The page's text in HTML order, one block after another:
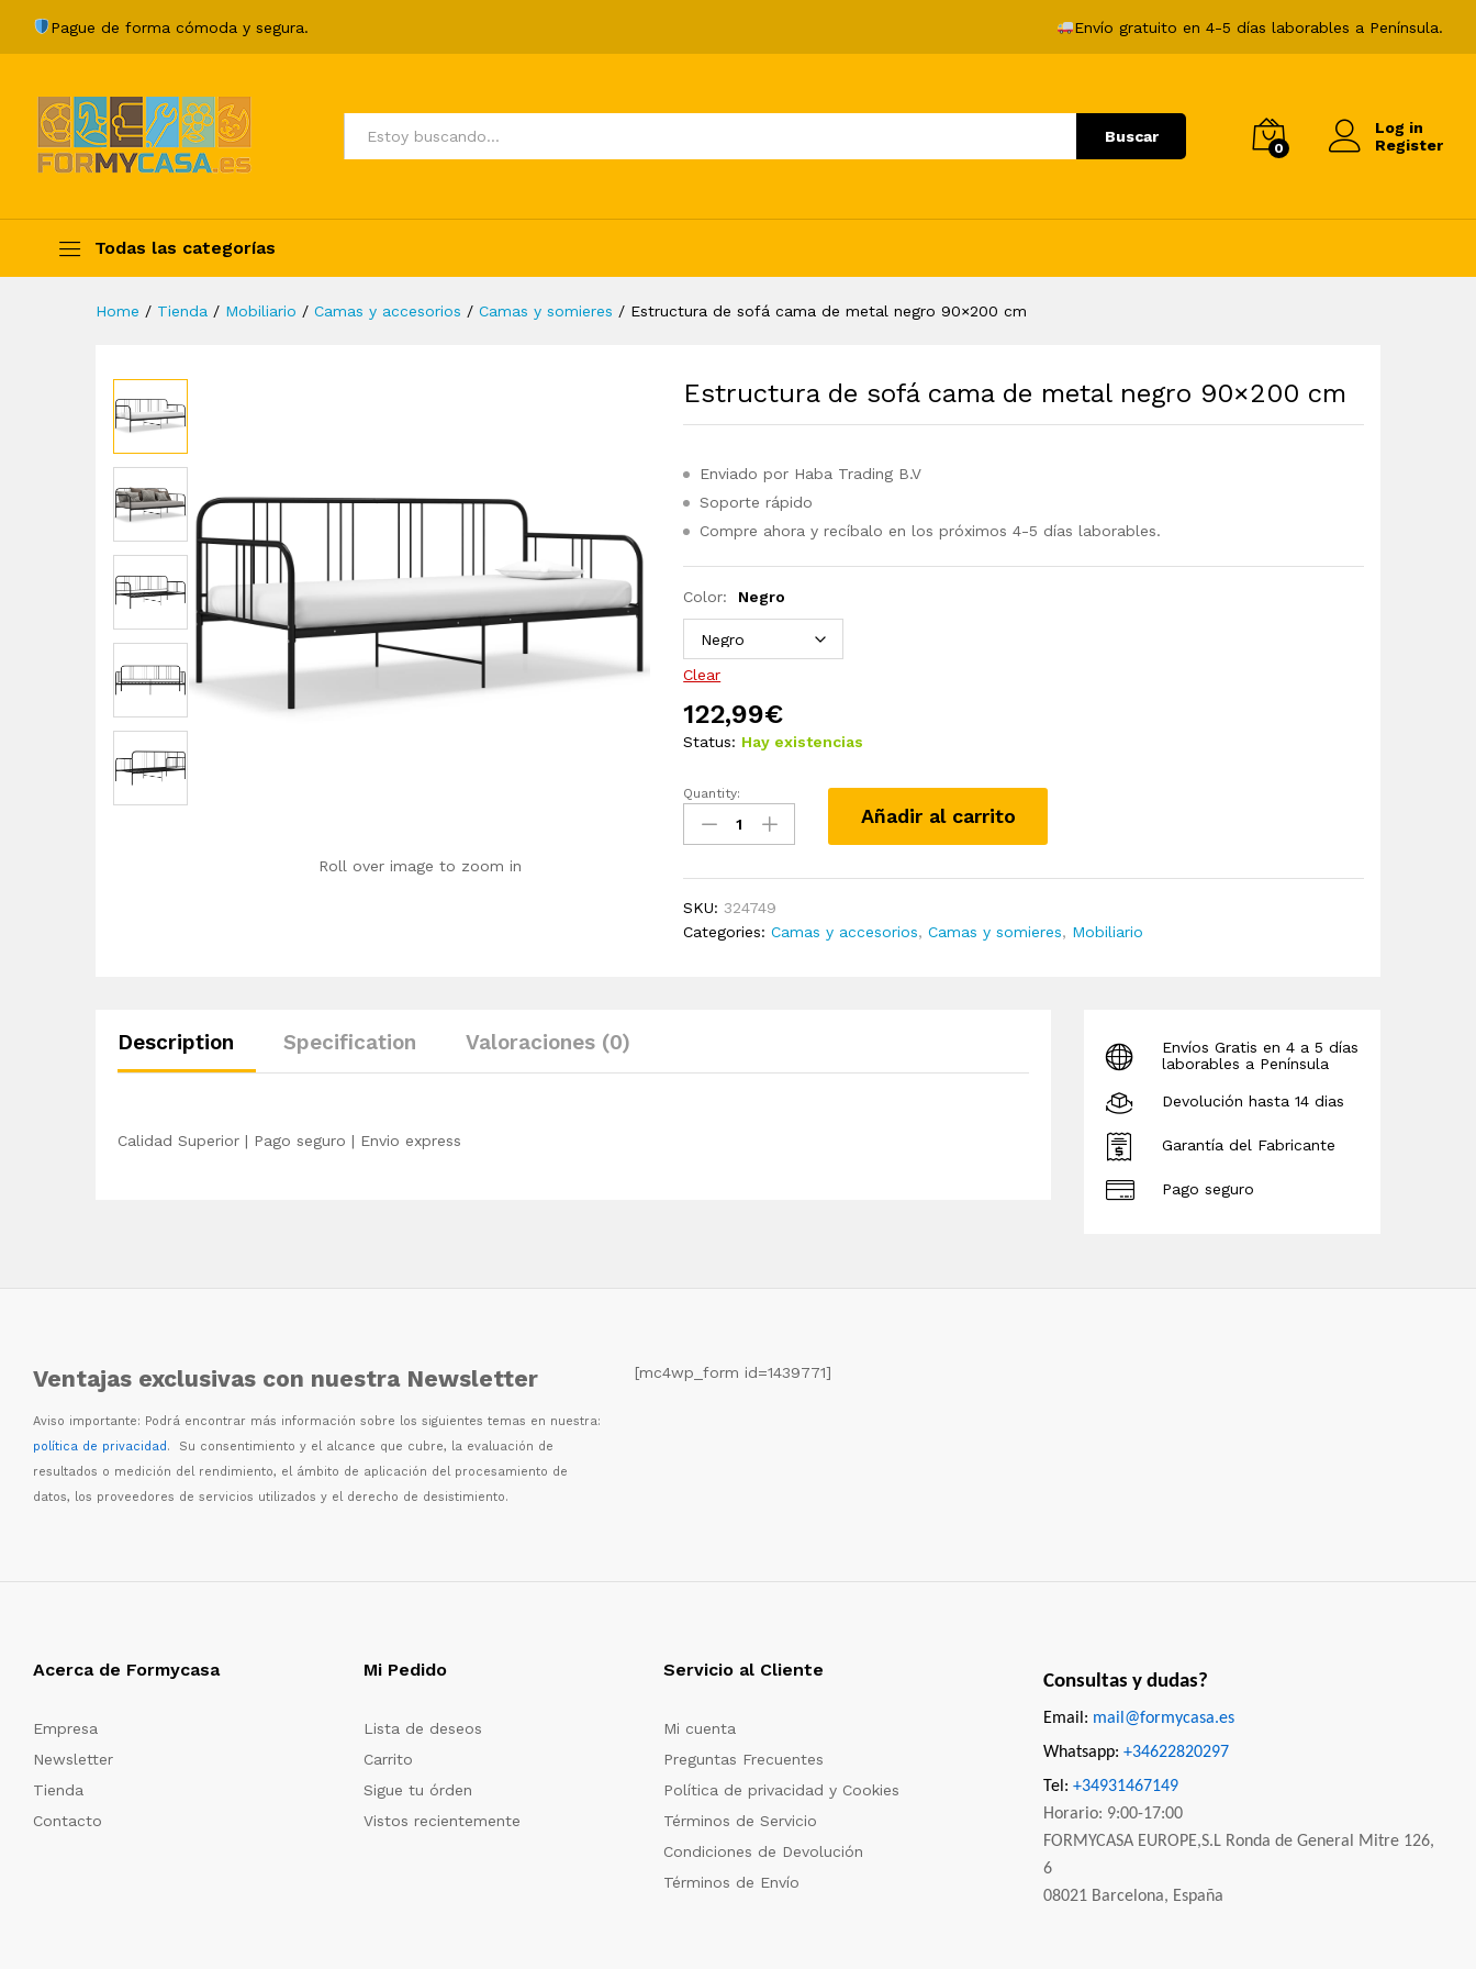
Pague de forma cómoda y segura. Envío gratuito en 4-5 días laborables a Península.
Todos Buscar
0
Log in
Register
Todas las categorías
y animales
Home / Tienda / Mobiliario / Camas y accesorios / Camas y somieres / Estructura de sofá cama de metal negro 90×200 cm
Roll over image to zoom in
Estructura de sofá cama de metal negro 90×200 cm
Enviado por Haba Trading B.V
Soporte rápido
Compre ahora y recíbalo en los próximos 4-5 días laborables.
Color: Negro
Clear
122,99€
Status: Hay existencias
Estructura
sofá
metal
negro
Quantity:
Añadir al carrito
SKU:324749
Categories:Camas y accesorios,Camas y somieres, Mobiliario
Description Specification Valoraciones (0)
Calidad Superior | Pago seguro | Envio express
Envíos Gratis en 4 a 5 días
laborables a Península
Devolución hasta 14 dias
Garantía del Fabricante
Pago seguro
Ventajas exclusivas con nuestra Newsletter
Aviso importante: Podrá encontrar más información sobre los siguientes temas en nuestra:
política de privacidad. Su consentimiento y el alcance que cubre, la evaluación de
resultados o medición del rendimiento, el ámbito de aplicación del procesamiento de
datos, los proveedores de servicios utilizados y el derecho de desistimiento.
[mc4wp_form id=1439771]
Acerca de Formycasa
Empresa
Newsletter
Tienda
Contacto
Mi Pedido
Lista de deseos
Carrito
Sigue tu órden
Vistos recientemente
Servicio al Cliente
Mi cuenta
Preguntas Frecuentes
Política de privacidad y Cookies
Términos de Servicio
Condiciones de Devolución
Términos de Envío
Consultas y dudas?
Email: mail@formycasa.es
Whatsapp: +34622820297
Tel: +34931467149
Horario: 9:00-17:00
FORMYCASA EUROPE,S.L Ronda de General Mitre 126,
6
08021 Barcelona, España
Description Specification
122,99€ Añadir al carrito